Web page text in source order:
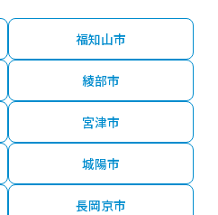
福知山市
綾部市
宮津市
城陽市
長岡京市